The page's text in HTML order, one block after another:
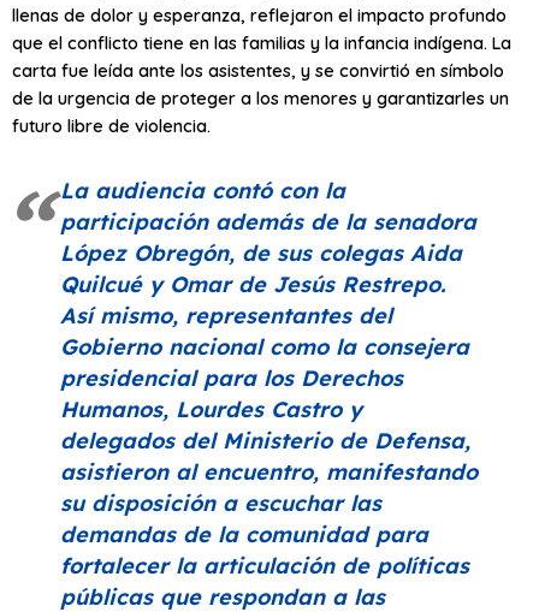
llenas de dolor y esperanza, reflejaron el impacto profundo
que el conflicto tiene en las familias y la infancia indígena. La
carta fue leída ante los asistentes, y se convirtió en símbolo
de la urgencia de proteger a los menores y garantizarles un
futuro libre de violencia.
La audiencia contó con la
participación además de la senadora
López Obregón, de sus colegas Aida
Quilcué y Omar de Jesús Restrepo.
Así mismo, representantes del
Gobierno nacional como la consejera
presidencial para los Derechos
Humanos, Lourdes Castro y
delegados del Ministerio de Defensa,
asistieron al encuentro, manifestando
su disposición a escuchar las
demandas de la comunidad para
fortalecer la articulación de políticas
públicas que respondan a las